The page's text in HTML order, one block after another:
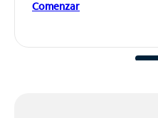
Comenzar